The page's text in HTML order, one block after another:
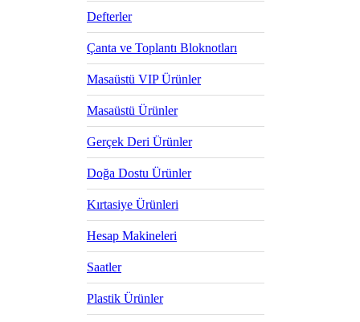
Defterler
Çanta ve Toplantı Bloknotları
Masaüstü VIP Ürünler
Masaüstü Ürünler
Gerçek Deri Ürünler
Doğa Dostu Ürünler
Kırtasiye Ürünleri
Hesap Makineleri
Saatler
Plastik Ürünler